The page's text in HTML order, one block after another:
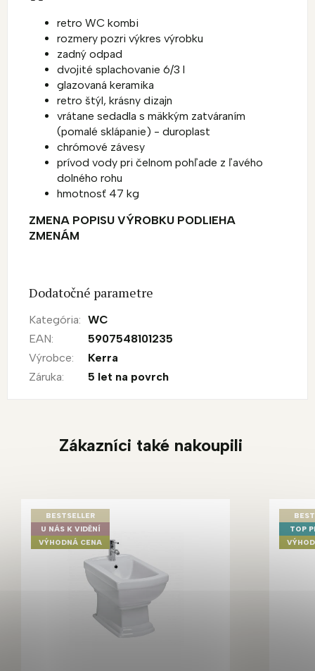
retro WC kombi
rozmery pozri výkres výrobku
zadný odpad
dvojité splachovanie 6/3 l
glazovaná keramika
retro štýl, krásny dizajn
vrátane sedadla s mäkkým zatváraním
(pomalé sklápanie) - duroplast
chrómové závesy
prívod vody pri čelnom pohľade z ľavého
dolného rohu
hmotnosť 47 kg
ZMENA POPISU VÝROBKU PODLIEHA
ZMENÁM
Dodatočné parametre
Kategória: WC
EAN:
5907548101235
Výrobce:
Kerra
Záruka: 5 let na povrch
Zákazníci také nakoupili
BESTSELLER
U NÁS K VIDĚNÍ
VÝHODNÁ CENA
TOP